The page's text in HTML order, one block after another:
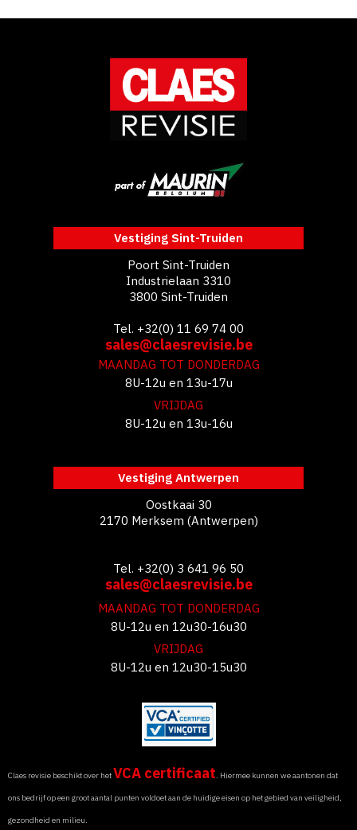
Vestiging Sint-Truiden
Poort Sint-Truiden
Industrielaan 3310
3800 Sint-Truiden
Tel. +32(0) 11 69 74 00
sales@claesrevisie.be
MAANDAG TOT DONDERDAG
8U-12u en 13u-17u
VRIJDAG
8U-12u en 13u-16u
Vestiging Antwerpen
Oostkaai 30
2170 Merksem (Antwerpen)
Tel. +32(0) 3 641 96 50
sales@claesrevisie.be
MAANDAG TOT DONDERDAG
8U-12u en 12u30-16u30
VRIJDAG
8U-12u en 12u30-15u30
Claes revisie beschikt over hetVCA certificaat. Hiermee kunnen we aantonen dat
ons bedrijf op een groot aantal punten voldoet aan de huidige eisen op het gebied van veiligheid,
gezondheid en milieu.